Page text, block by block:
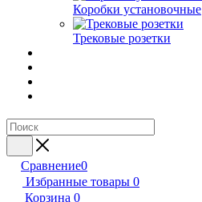
Коробки установочные
Трековые розетки
Сравнение0
Избранные товары 0
Корзина 0